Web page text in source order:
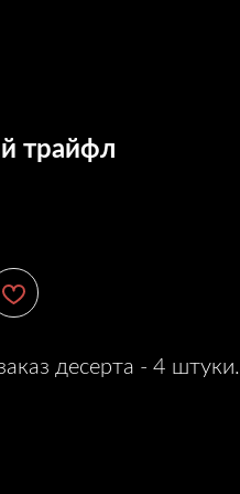
трайфл
десерта - 4 штуки.